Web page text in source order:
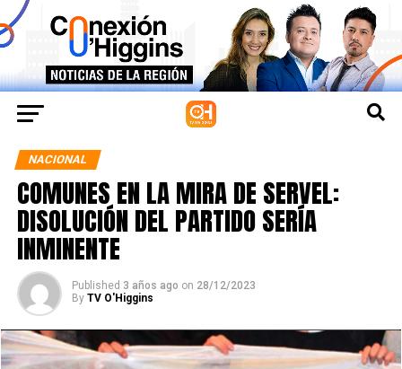
NACIONAL
COMUNES EN LA MIRA DE SERVEL:
DISOLUCIÓN DEL PARTIDO SERÍA
INMINENTE
Published 3 años ago on 28/12/2023
By TV O'Higgins